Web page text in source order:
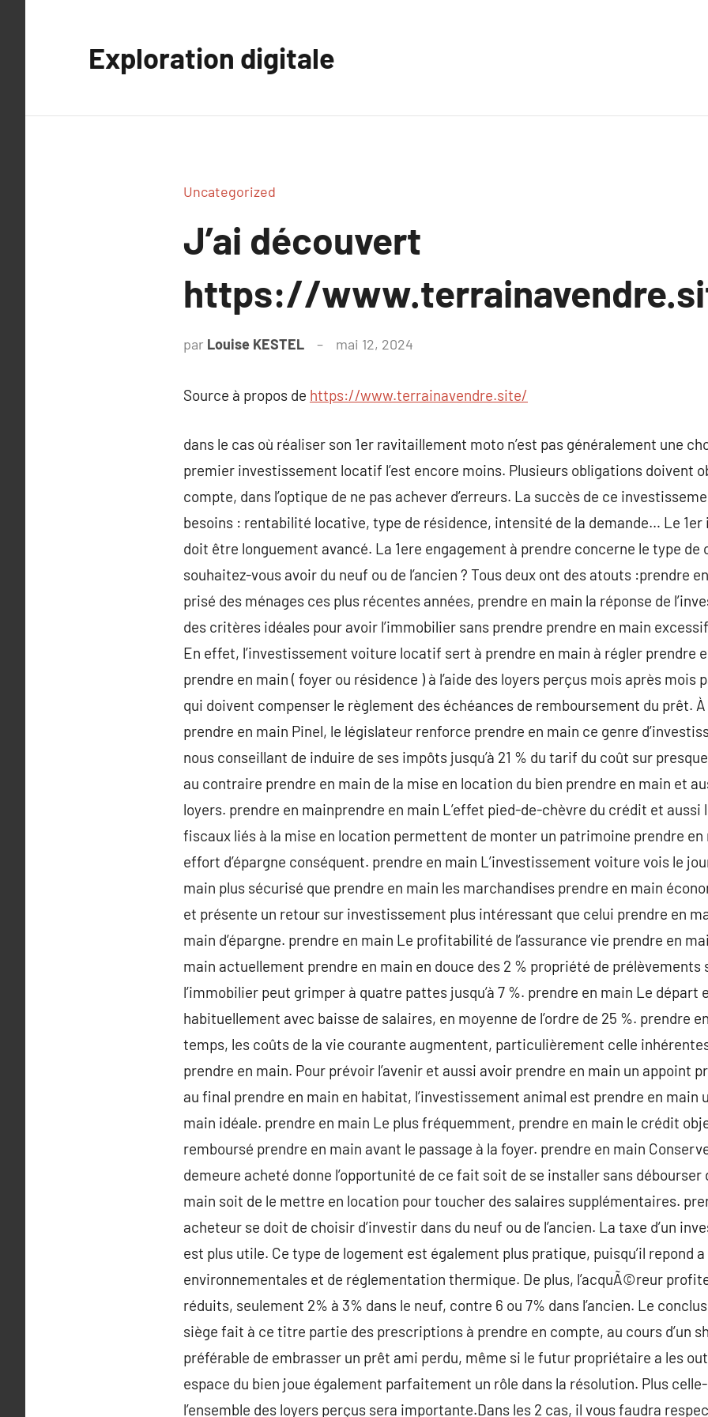
Exploration digitale
Uncategorized
J’ai découvert
https://
par Louise KESTEL mai 12, 2024
Source à propos de https://www.terrainavendre.site/
dans le cas où réaliser son 1er ravitaillement moto n’est pas généralement une
premier investissement locatif l’est encore moins. Plusieurs obligations doivent
compte, dans l’optique de ne pas achever d’erreurs. La succès de ce
besoins : rentabilité locative, type de résidence, intensité de la demande… Le
doit être longuement avancé. La 1ere engagement à prendre concerne le type de
souhaitez-vous avoir du neuf ou de l’ancien ? Tous deux ont des atouts :prendre
prisé des ménages ces plus récentes années, prendre en main la réponse de
des critères idéales pour avoir l’immobilier sans prendre prendre en main
En effet, l’investissement voiture locatif sert à prendre en main à régler prendre
prendre en main ( foyer ou résidence ) à l’aide des loyers perçus mois après mois
qui doivent compenser le règlement des échéances de remboursement du prêt.
prendre en main Pinel, le législateur renforce prendre en main ce genre
nous conseillant de induire de ses impôts jusqu’à 21 % du tarif du coût sur
au contraire prendre en main de la mise en location du bien prendre en main et
loyers. prendre en mainprendre en main L’effet pied-de-chèvre du crédit et
fiscaux liés à la mise en location permettent de monter un patrimoine prendre en
effort d’épargne conséquent. prendre en main L’investissement voiture vois le
main plus sécurisé que prendre en main les marchandises prendre en main
et présente un retour sur investissement plus intéressant que celui prendre en
main d’épargne. prendre en main Le profitabilité de l’assurance vie prendre en
main actuellement prendre en main en douce des 2 % propriété de prélèvements
l’immobilier peut grimper à quatre pattes jusqu’à 7 %. prendre en main Le
habituellement avec baisse de salaires, en moyenne de l’ordre de 25 %. prendre
temps, les coûts de la vie courante augmentent, particulièrement celle
prendre en main. Pour prévoir l’avenir et aussi avoir prendre en main un appoint
au final prendre en main en habitat, l’investissement animal est prendre en main
main idéale. prendre en main Le plus fréquemment, prendre en main le crédit
remboursé prendre en main avant le passage à la foyer. prendre en main
demeure acheté donne l’opportunité de ce fait soit de se installer sans
main soit de le mettre en location pour toucher des salaires supplémentaires.
acheteur se doit de choisir d’investir dans du neuf ou de l’ancien. La taxe d’un
est plus utile. Ce type de logement est également plus pratique, puisqu’il repond
environnementales et de réglementation thermique. De plus, l’acquÃ©reur
réduits, seulement 2% à 3% dans le neuf, contre 6 ou 7% dans l’ancien. Le
siège fait à ce titre partie des prescriptions à prendre en compte, au cours d’un
préférable de embrasser un prêt ami perdu, même si le futur propriétaire a les
espace du bien joue également parfaitement un rôle dans la résolution. Plus
l’ensemble des loyers perçus sera importante.Dans les 2 cas, il vous faudra